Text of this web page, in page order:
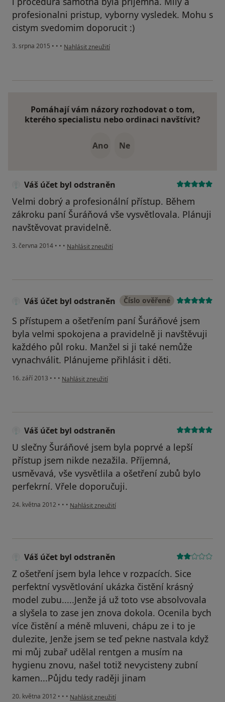
profesionalni pristup, vyborny vysledek. Mohu s
cistym svedomim doporucit :)
3. srpna 2015 • • • podle názoru uživatele Váš účet byl odstraněn
Nahlásit zneužití
Pomáhají vám názory rozhodovat o tom,
kterého specialistu nebo ordinaci navštívit?
Ano Ne
Váš účet byl odstraněn
Velmi dobrý a profesionální přístup. Během
zákroku paní Šuráňová vše vysvětlovala. Plánuji
navštěvovat pravidelně.
3. června 2014 • • • podle názoru uživatele Váš účet byl odstraněn
Nahlásit zneužití
Váš účet byl odstraněn Číslo ověřené
S přístupem a ošetřením paní Šuráňové jsem
byla velmi spokojena a pravidelně ji navštěvuji
každého půl roku. Manžel si ji také nemůže
vynachválit. Plánujeme přihlásit i děti.
16. září 2013 • • • podle názoru uživatele Váš účet byl odstraněn
Nahlásit zneužití
Váš účet byl odstraněn
U slečny Šuráňové jsem byla poprvé a lepší
přístup jsem nikde nezažila. Příjemná,
usměvavá, vše vysvětlila a ošetření zubů bylo
perfekrní. Vřele doporučuji.
24. května 2012 • • • podle názoru uživatele Váš účet byl odstraněn
Nahlásit zneužití
Váš účet byl odstraněn
Z ošetření jsem byla lehce v rozpacích. Sice
perfektní vysvětlování ukázka čistění krásný
model zubu.....Jenže já už toto vse absolvovala
a slyšela to zase jen znova dokola. Ocenila bych
více čistění a méně mluveni, chápu ze i to je
dulezite, Jenže jsem se teď pekne nastvala když
mi můj zubař udělal rentgen a musím na
hygienu znovu, našel totiž nevycisteny zubní
kamen...Půjdu tedy raději jinam
20. května 2012 • • • podle názoru uživatele Váš účet byl odstraněn
Nahlásit zneužití